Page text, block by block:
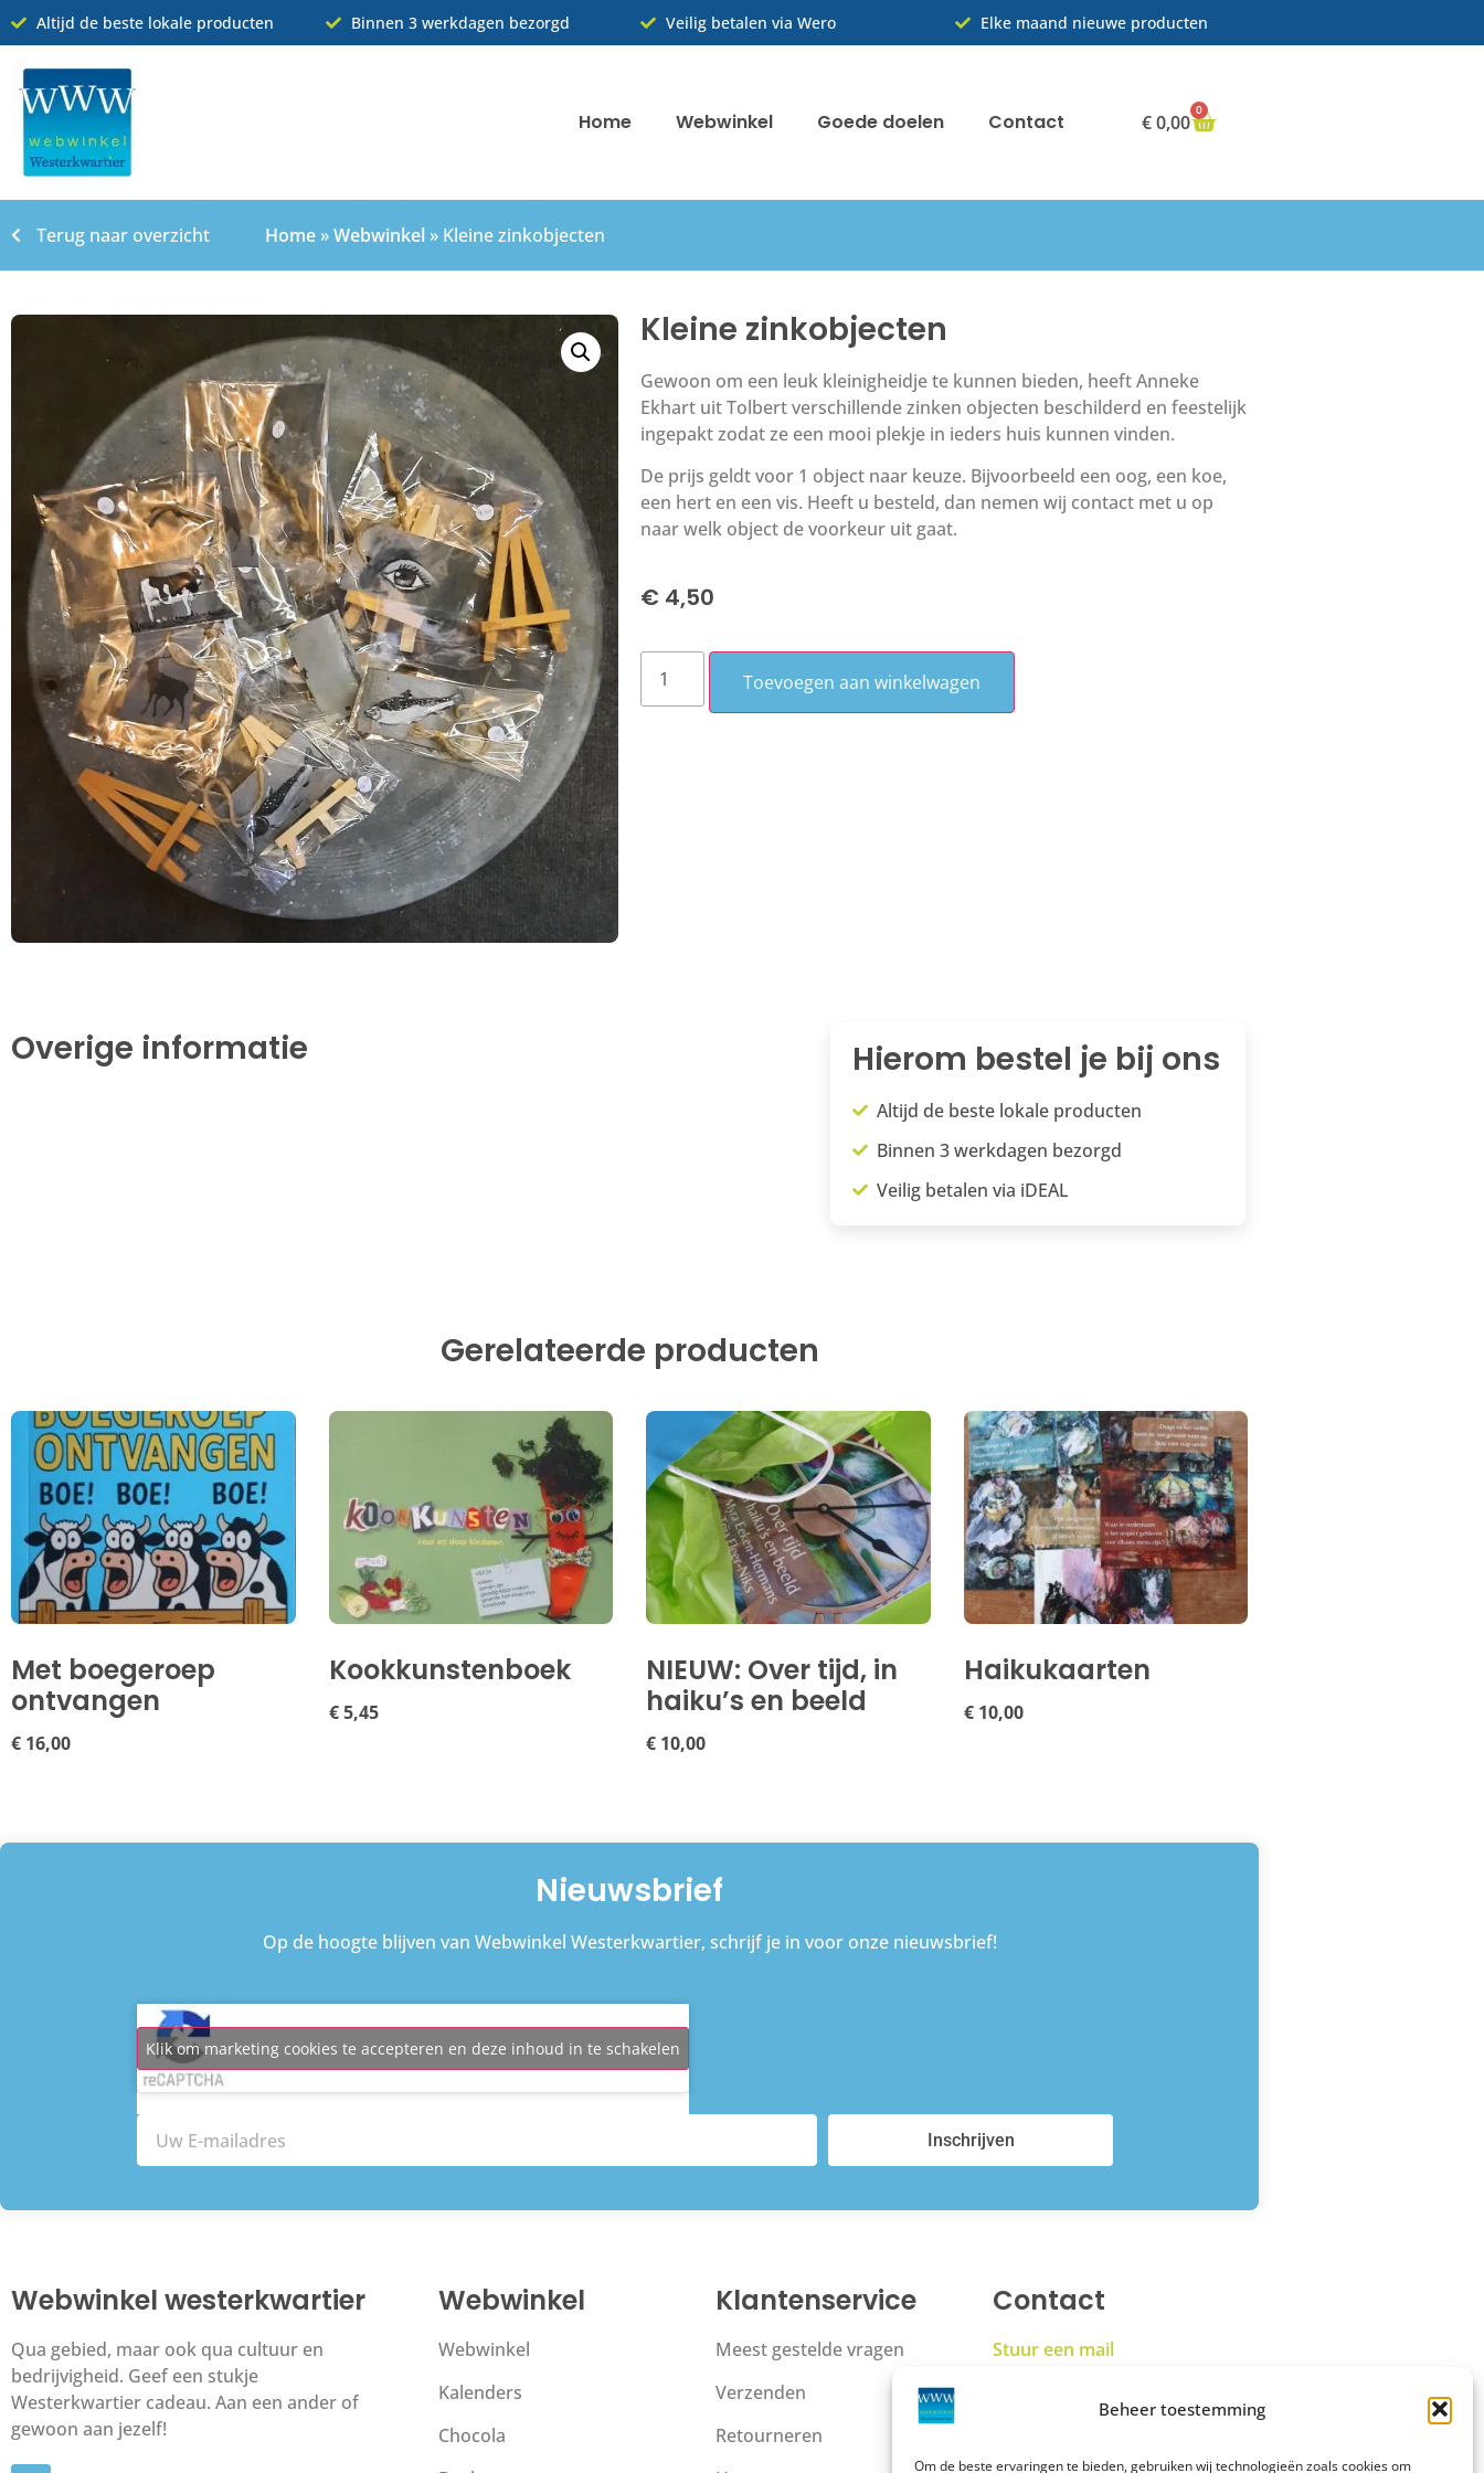
Beheer toestemming
Om de beste ervaringen te bieden, gebruiken wij technologieën zoals cookies om
Altijd de beste lokale producten Binnen 3 werkdagen bezorgd Veilig betalen via Wero Elke maand nieuwe producten
Home Webwinkel Goede doelen Contact €0,00
0
Terug naar overzicht Home»Webwinkel» Kleine zinkobjecten
Kleine zinkobjecten
Gewoon om een leuk kleinigheidje te kunnen bieden, heeft Anneke
Ekhart uit Tolbert verschillende zinken objecten beschilderd en feestelijk
ingepakt zodat ze een mooi plekje in ieders huis kunnen vinden.
De prijs geldt voor 1 object naar keuze. Bijvoorbeeld een oog, een koe,
een hert en een vis. Heeft u besteld, dan nemen wij contact met u op
naar welk object de voorkeur uit gaat.
€ 4,50
Toevoegen aan winkelwagen
Overige informatie Hierom bestel je bij ons
Altijd de beste lokale producten
Binnen 3 werkdagen bezorgd
Veilig betalen via iDEAL
Gerelateerde producten
Met boegeroep
ontvangen
€ 16,00
Kookkunstenboek
€5,45
NIEUW: Over tijd, in
haiku’s en beeld
€ 10,00
Haikukaarten
€10,00
Nieuwsbrief
Op de hoogte blijven van Webwinkel Westerkwartier, schrijf je in voor onze nieuwsbrief!
Klik om marketing cookies te accepteren en deze inhoud in te schakelen
Inschrijven
Webwinkel westerkwartier
Qua gebied, maar ook qua cultuur en
bedrijvigheid. Geef een stukje
Westerkwartier cadeau. Aan een ander of
gewoon aan jezelf!
Webwinkel
Webwinkel
Kalenders
Chocola
Klantenservice
Meest gestelde vragen
Verzenden
Retourneren
Contact
Stuur een mail
9804 RJ Noordhorn